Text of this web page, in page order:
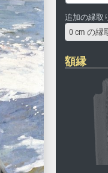
追加の縁取
0 cm の縁
額縁